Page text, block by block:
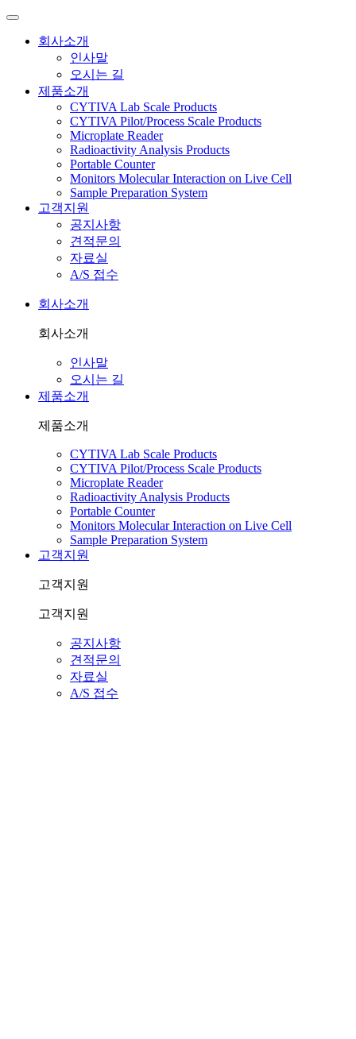
회사소개
인사말
오시는 길
제품소개
CYTIVA Lab Scale Products
CYTIVA Pilot/Process Scale Products
Microplate Reader
Radioactivity Analysis Products
Portable Counter
Monitors Molecular Interaction on Live Cell
Sample Preparation System
고객지원
공지사항
견적문의
자료실
A/S 접수
회사소개
회사소개
인사말
오시는 길
제품소개
제품소개
CYTIVA Lab Scale Products
CYTIVA Pilot/Process Scale Products
Microplate Reader
Radioactivity Analysis Products
Portable Counter
Monitors Molecular Interaction on Live Cell
Sample Preparation System
고객지원
고객지원
고객지원
공지사항
견적문의
자료실
A/S 접수